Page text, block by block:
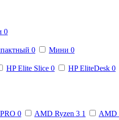
0
0 Мини 0
HP Elite Slice 0 HP EliteDesk 0
0 AMD Ryzen 3 1 AMD